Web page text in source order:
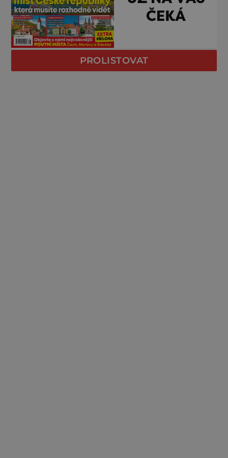
PROLISTOVAT